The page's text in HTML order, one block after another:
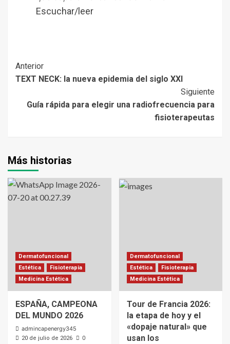
Escuchar/leer
Anterior
TEXT NECK: la nueva epidemia del siglo XXI
Siguiente
Guía rápida para elegir una radiofrecuencia para
fisioterapeutas
Más historias
Dermatofuncional
Estética
Fisioterapia
Medicina Estética
ESPAÑA, CAMPEONA
DEL MUNDO 2026
admincapenergy345
20 de julio de 2026 0
Dermatofuncional
Estética
Fisioterapia
Medicina Estética
Tour de Francia 2026:
la etapa de hoy y el
«dopaje natural» que
usan los